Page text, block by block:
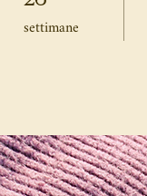
settimane